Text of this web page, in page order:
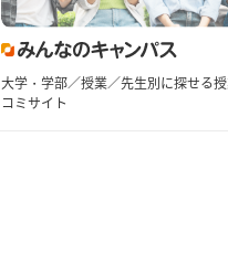
大学・学部／授業／先生別に探せる
コミサイト